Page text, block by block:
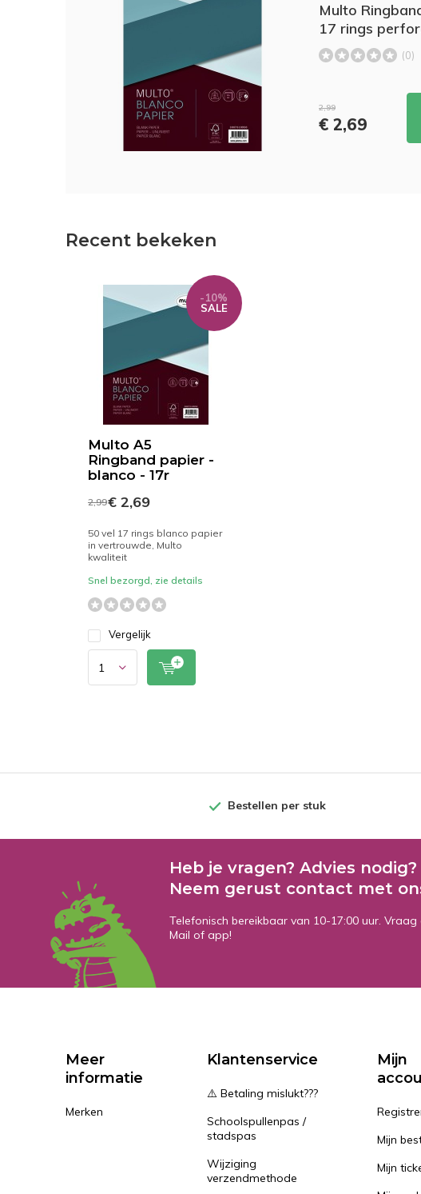
Multo
17 rings
(0)
2,99
€ 2,69
Recent bekeken
Multo A5
Ringband papier -
blanco - 17r
-10%
SALE
2,99€ 2,69
50 vel 17 rings blanco papier
in vertrouwde, Multo
kwaliteit
Snel bezorgd, zie details
Vergelijk
Bestellen per stuk
Heb je vragen? Advies nodig?
Neem gerust contact met
Telefonisch bereikbaar van 10-17:00 uur.
Mail of app!
Meer
informatie
Merken
Klantenservice
⚠️ Betaling mislukt???
Schoolspullenpas /
stadspas
Wijziging
verzendmethode
Mijn
Mijn
Mijn